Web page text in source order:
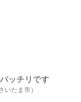
ッチリです
いたま市）